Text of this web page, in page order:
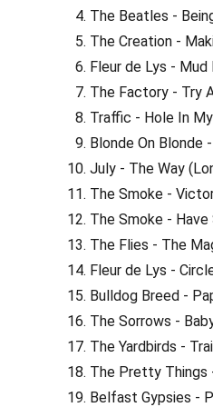
The Beatles -
The Creation -
Fleur de Lys - Mud
The Factory - Try
Traffic - Hole In
Blonde On Blonde
July - The Way
The Smoke -
The Smoke -
The Flies - The
Fleur de Lys -
Bulldog Breed -
The Sorrows -
The Yardbirds -
The Pretty Things
Belfast Gypsies -